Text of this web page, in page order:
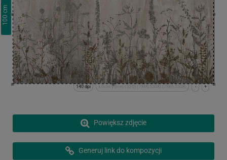
100
cm
+
-
x:0cm y:0cm | (0,0) (7986,5508) (7986,5508)
140 dpi
Powiększ zdjęcie
Generuj link do kompozycji